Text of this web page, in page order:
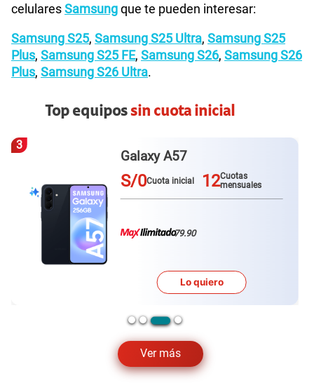
celularesSamsungque te pueden interesar:
Samsung S25, Samsung S25 Ultra, Samsung S25
Plus, Samsung S25 FE, Samsung S26, Samsung S26
Plus, Samsung S26 Ultra.
Top equipossin cuota inicial
Ver más
4
Redmi Note 15
S/0Cuota inicial 12Cuotas
mensuales
79.90
Lo quiero